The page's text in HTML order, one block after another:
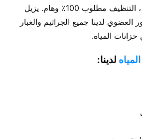
هذه الفكرة أيضًا. لذلك ، التنظيف مطلوب 100٪ وهام. يزيل
العضوي لدينا جميع الجراثيم والغبار
خزانات المياه.
لدينا: